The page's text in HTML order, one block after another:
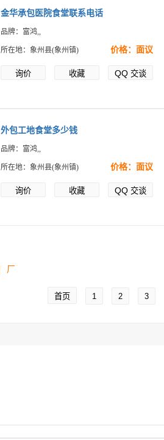
金华承包医院食堂联系电话
品牌：富鸿,,
所在地：象州县(象州镇) 价格：面议
询价 收藏 QQ 交谈
外包工地食堂多少钱
品牌：富鸿,,
所在地：象州县(象州镇) 价格：面议
询价 收藏 QQ 交谈
厂
首页 1 2 3